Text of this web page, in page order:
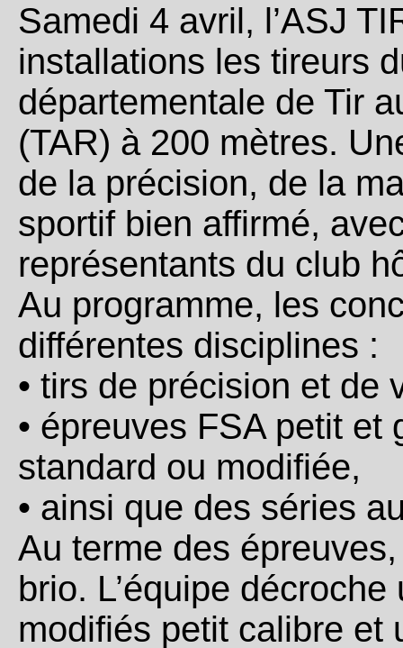
Samedi 4 avril, l’ASJ
installations les tireurs
départementale de Tir
(TAR) à 200 mètres.
de la précision, de la
sportif bien affirmé,
représentants du club
Au programme, les
différentes disciplines :
• tirs de précision et de
• épreuves FSA petit
standard ou modifiée,
• ainsi que des séries
Au terme des
brio. L’équipe
modifiés petit calibre et